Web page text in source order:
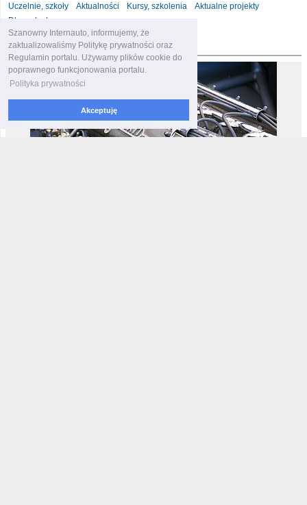
Szanowny Internauto, informujemy, że
zaktualizowaliśmy Politykę prywatności oraz
Regulamin portalu. Używamy plików cookie do
poprawnego funkcjonowania portalu.
Polityka prywatności
Akceptuję
Uczelnie, szkoły Aktualności Kursy, szkolenia
Aktualne projekty
Dla malucha
motoryzacja